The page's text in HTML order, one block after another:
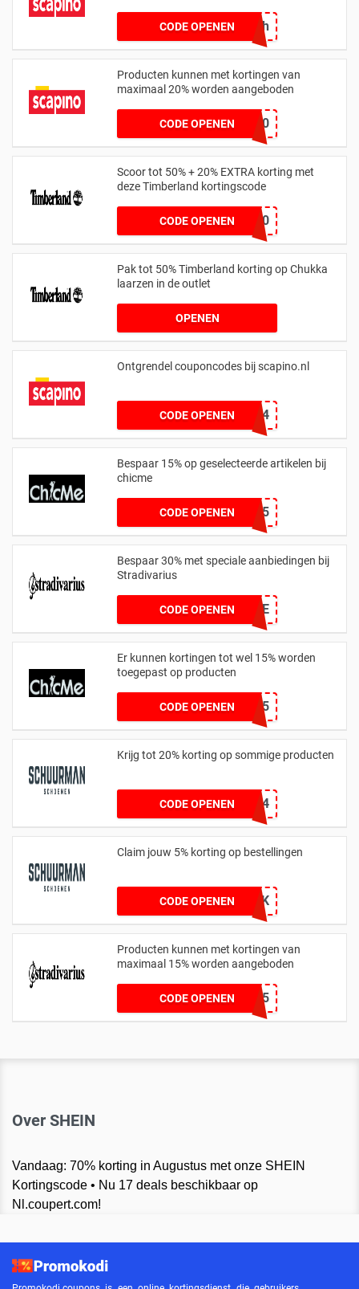
CODE OPENENpntlsr2ech
Producten kunnen met kortingen van
maximaal 20% worden aangeboden
CODE OPENENWELKOM20
Scoor tot 50% + 20% EXTRA korting met
deze Timberland kortingscode
CODE OPENENEXTRA20
Pak tot 50% Timberland korting op Chukka
laarzen in de outlet
OPENEN
Ontgrendel couponcodes bij scapino.nl
CODE OPENENGCA2024
Bespaar 15% op geselecteerde artikelen bij
chicme
CODE OPENENYJY15
Bespaar 30% met speciale aanbiedingen bij
Stradivarius
CODE OPENENSUNSHINE
Er kunnen kortingen tot wel 15% worden
toegepast op producten
CODE OPENEN ZQ15
Krijg tot 20% korting op sommige producten
CODE OPENEN
CB20-72FKSX6CS4
Claim jouw 5% korting op bestellingen
CODE OPENEN
23K-NQDQ3PF9PK
Producten kunnen met kortingen van
maximaal 15% worden aangeboden
CODE OPENEN
NEWARRIVAL15
Over SHEIN
Vandaag: 70% korting in Augustus met onze SHEIN
Kortingscode • Nu 17 deals beschikbaar op
Nl.coupert.com!